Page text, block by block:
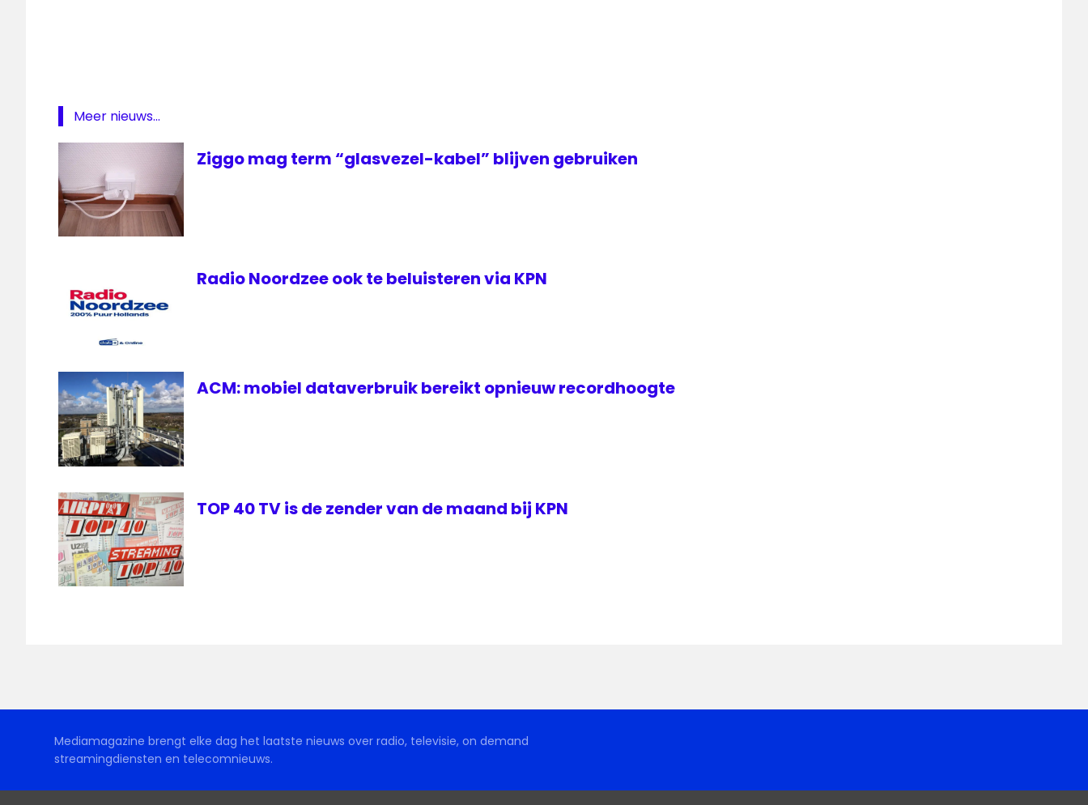
van de
Meer nieuws...
Ziggo mag term “glasvezel-kabel” blijven gebruiken
Radio Noordzee ook te beluisteren via KPN
ACM: mobiel dataverbruik bereikt opnieuw recordhoogte
TOP 40 TV is de zender van de maand bij KPN
Mediamagazine brengt elke dag het laatste nieuws over radio, televisie, on demand
streamingdiensten en telecomnieuws.